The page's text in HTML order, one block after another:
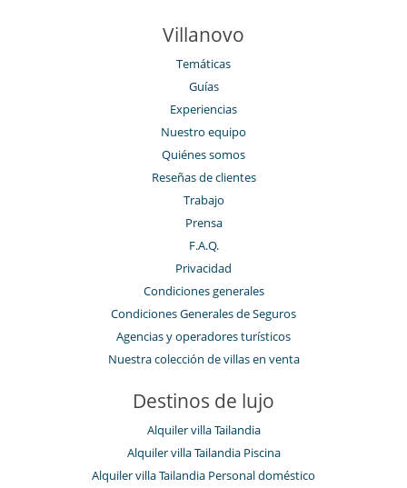
Villanovo
Temáticas
Guías
Experiencias
Nuestro equipo
Quiénes somos
Reseñas de clientes
Trabajo
Prensa
F.A.Q.
Privacidad
Condiciones generales
Condiciones Generales de Seguros
Agencias y operadores turísticos
Nuestra colección de villas en venta
Destinos de lujo
Alquiler villa Tailandia
Alquiler villa Tailandia Piscina
Alquiler villa Tailandia Personal doméstico